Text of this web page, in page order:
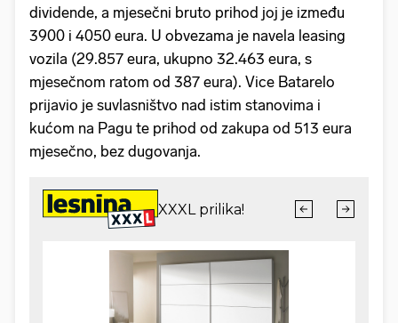
dividende, a mjesečni bruto prihod joj je između
3900 i 4050 eura. U obvezama je navela leasing
vozila (29.857 eura, ukupno 32.463 eura, s
mjesečnom ratom od 387 eura). Vice Batarelo
prijavio je suvlasništvo nad istim stanovima i
kućom na Pagu te prihod od zakupa od 513 eura
mjesečno, bez dugovanja.